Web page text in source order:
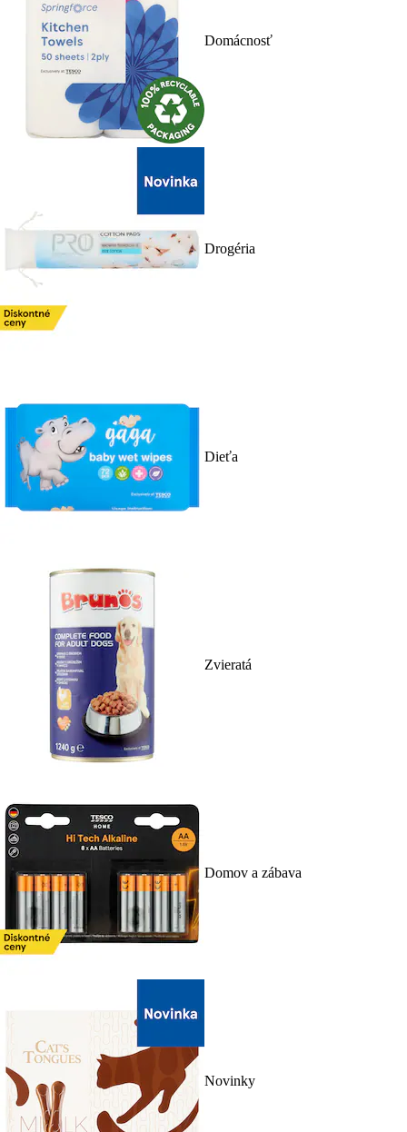
Domácnosť
Drogéria
Dieťa
Zvieratá
Domov a zábava
Novinky